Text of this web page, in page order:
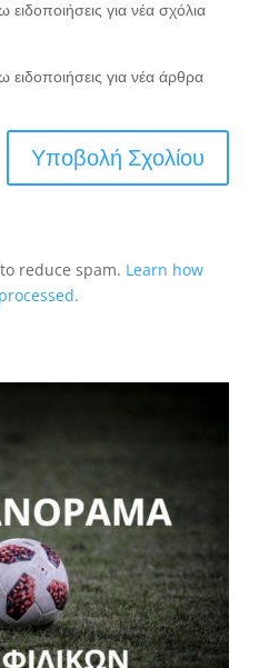
για νέα σχόλια
για νέα άρθρα
reduce spam. Learn how